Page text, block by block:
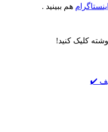
اینستاگرام هم ببینید .
کلیک کنید!
✔️